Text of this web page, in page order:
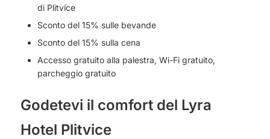
di Plitvice
Sconto del 15% sulle bevande
Sconto del 15% sulla cena
Accesso gratuito alla palestra, Wi-Fi gratuito,
parcheggio gratuito
Godetevi il comfort del Lyra
Hotel Plitvice